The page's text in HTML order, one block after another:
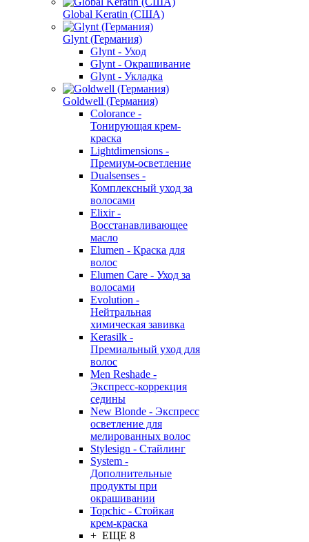
Global Keratin (США)
Glynt (Германия)
Glynt - Уход
Glynt - Окрашивание
Glynt - Укладка
Goldwell (Германия)
Colorance -
Тонирующая крем-
краска
Lightdimensions -
Премиум-осветление
Dualsenses -
Комплексный уход за
волосами
Elixir -
Восстанавливающее
масло
Elumen - Краска для
волос
Elumen Care - Уход за
волосами
Evolution -
Нейтральная
химическая завивка
Kerasilk -
Премиальный уход для
волос
Men Reshade -
Экспресс-коррекция
седины
New Blonde - Экспресс
осветление для
мелированных волос
Stylesign - Стайлинг
System -
Дополнительные
продукты при
окрашивании
Topchic - Стойкая
крем-краска
+ ЕЩЕ 8